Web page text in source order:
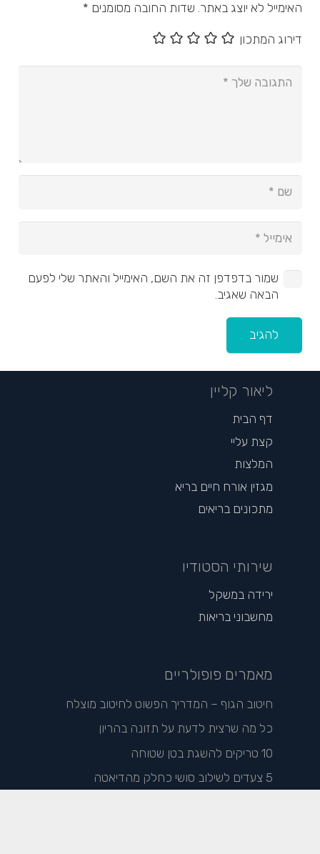
האימייל לא יוצג באתר. שדות החובה מסומנים *
דירוג המתכון
שמור בדפדפן זה את השם, האימייל והאתר שלי לפעם
הבאה שאגיב.
להגיב
ליאור קליין
דף הבית
קצת עליי
המלצות
מגזין אורח חיים בריא
מתכונים בריאים
שירותי הסטודיו
ירידה במשקל
מחשבוני בריאות
מאמרים פופולריים
חיטוב הגוף – המדריך הפשוט לחיטוב מוצלח
כל מה שרצית לדעת על תזונה בהריון
10 טריקים להשגת בטן שטוחה
5 צעדים לשילוב סושי כחלק מהדיאטה